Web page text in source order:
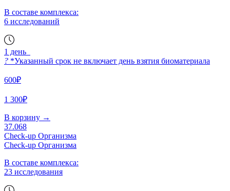
В составе комплекса:
6 исследований
1 день
? *Указанный срок не включает день взятия биоматериала
600₽
1 300₽
В корзину →
37.068
Check-up Организма
Check-up Организма
В составе комплекса:
23 исследования